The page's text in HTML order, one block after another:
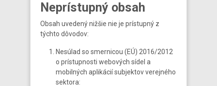
Neprístupný obsah
Obsah uvedený nižšie nie je prístupný z
týchto dôvodov:
Nesúlad so smernicou (EÚ) 2016/2012
o prístupnosti webových sídel a
mobilných aplikácií subjektov verejného
sektora: